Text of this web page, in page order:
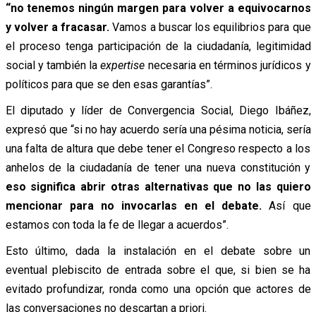
“no tenemos ningún margen para volver a equivocarnos
y volver a fracasar. Vamos a buscar los equilibrios para que
el proceso tenga participación de la ciudadanía, legitimidad
social y también laexpertise necesaria en términos jurídicos y
políticos para que se den esas garantías”.
El diputado y líder de Convergencia Social, Diego Ibáñez,
expresó que “si no hay acuerdo sería una pésima noticia, sería
una falta de altura que debe tener el Congreso respecto a los
anhelos de la ciudadanía de tener una nueva constitución y
eso significa abrir otras alternativas que no las quiero
mencionar para no invocarlas en el debate.Así que
estamos con toda la fe de llegar a acuerdos”.
Esto último, dada la instalación en el debate sobre un
eventual plebiscito de entrada sobre el que, si bien se ha
evitado profundizar, ronda como una opción que actores de
las conversaciones no descartan a priori.